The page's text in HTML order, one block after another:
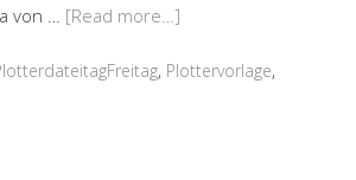
von … [Read more…]
, Plottervorlage,